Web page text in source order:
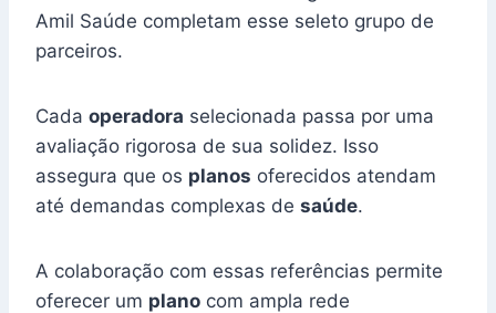
Amil Saúde completam esse seleto grupo de
parceiros.
Cada operadora selecionada passa por uma
avaliação rigorosa de sua solidez. Isso
assegura que os planos oferecidos atendam
até demandas complexas de saúde.
A colaboração com essas referências permite
oferecer um plano com ampla rede